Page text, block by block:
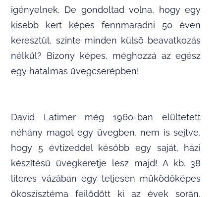
igényelnek. De gondoltad volna, hogy egy
kisebb kert képes fennmaradni 50 éven
keresztül, szinte minden külső beavatkozás
nélkül? Bizony képes, méghozzá az egész
egy hatalmas üvegcserépben!
David Latimer még 1960-ban elültetett
néhány magot egy üvegben, nem is sejtve,
hogy 5 évtizeddel később egy saját, házi
készítésű üvegkeretje lesz majd! A kb. 38
literes vázában egy teljesen működőképes
ökoszisztéma fejlődött ki az évek során,